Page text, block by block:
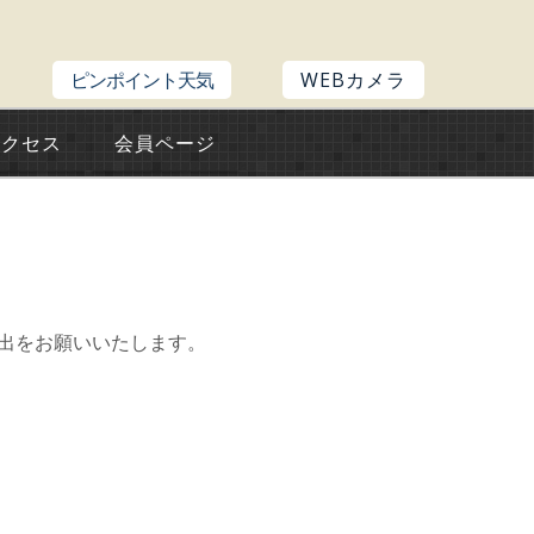
ピンポイント天気 WEBカメラ
セス 会員ページ
お願いいたします。